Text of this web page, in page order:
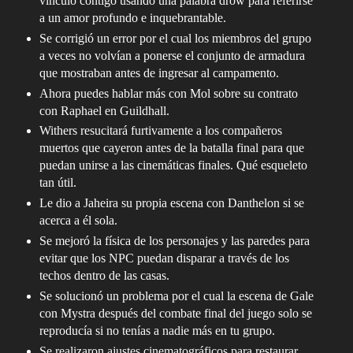
a un amor profundo e inquebrantable.
Se corrigió un error por el cual los miembros del grupo
a veces no volvían a ponerse el conjunto de armadura
que mostraban antes de ingresar al campamento.
Ahora puedes hablar más con Mol sobre su contrato
con Raphael en Guildhall.
Withers resucitará furtivamente a los compañeros
muertos que cayeron antes de la batalla final para que
puedan unirse a las cinemáticas finales. Qué esqueleto
tan útil.
Le dio a Jaheira su propia escena con Danthelon si se
acerca a él sola.
Se mejoró la física de los personajes y las paredes para
evitar que los NPC puedan disparar a través de los
techos dentro de las casas.
Se solucionó un problema por el cual la escena de Gale
con Mystra después del combate final del juego solo se
reproducía si no tenías a nadie más en tu grupo.